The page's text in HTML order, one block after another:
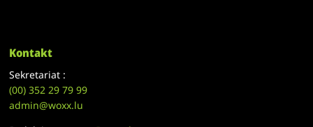
Kontakt
Sekretariat :
(00)352 29 79 99
admin@woxx.lu